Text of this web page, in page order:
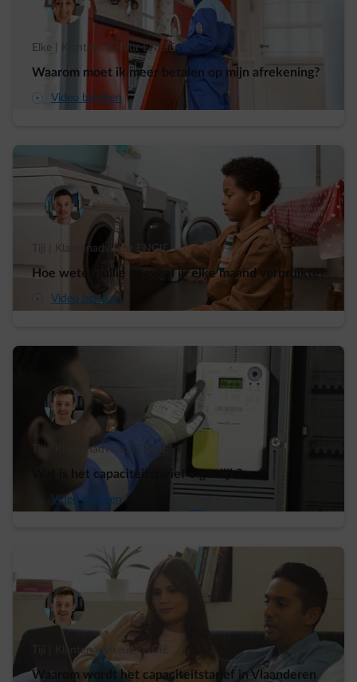
Elke | Klantenadviseur ENGIE
Waarom moet ik meer betalen op mijn afrekening?
arrow-play-fwd Video bekijken
Tijl | Klantenadviseur ENGIE
Hoe weten jullie hoeveel ik elke maand verbruikte?
arrow-play-fwd Video bekijken
Tijl | Klantenadviseur ENGIE
Wat is het capaciteitstarief eigenlijk?
arrow-play-fwd Video bekijken
Tijl | Klantenadviseur ENGIE
Waarom wordt het capaciteitstarief in Vlaanderen